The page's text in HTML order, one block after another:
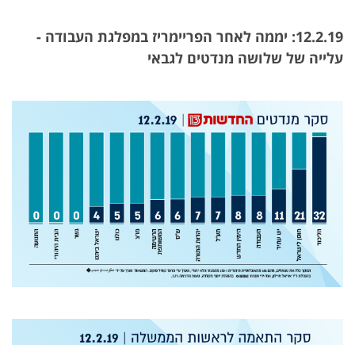
12.2.19: יממה לאחר הפריימריז במפלגת העבודה -
עלייה של שלושה מנדטים לגבאי